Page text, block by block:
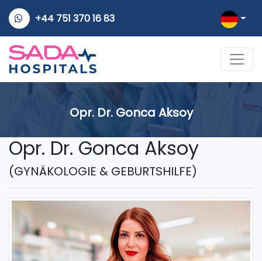
+44 751 370 16 83
Opr. Dr. Gonca Aksoy
Opr. Dr. Gonca Aksoy
(GYNÄKOLOGIE & GEBURTSHILFE)